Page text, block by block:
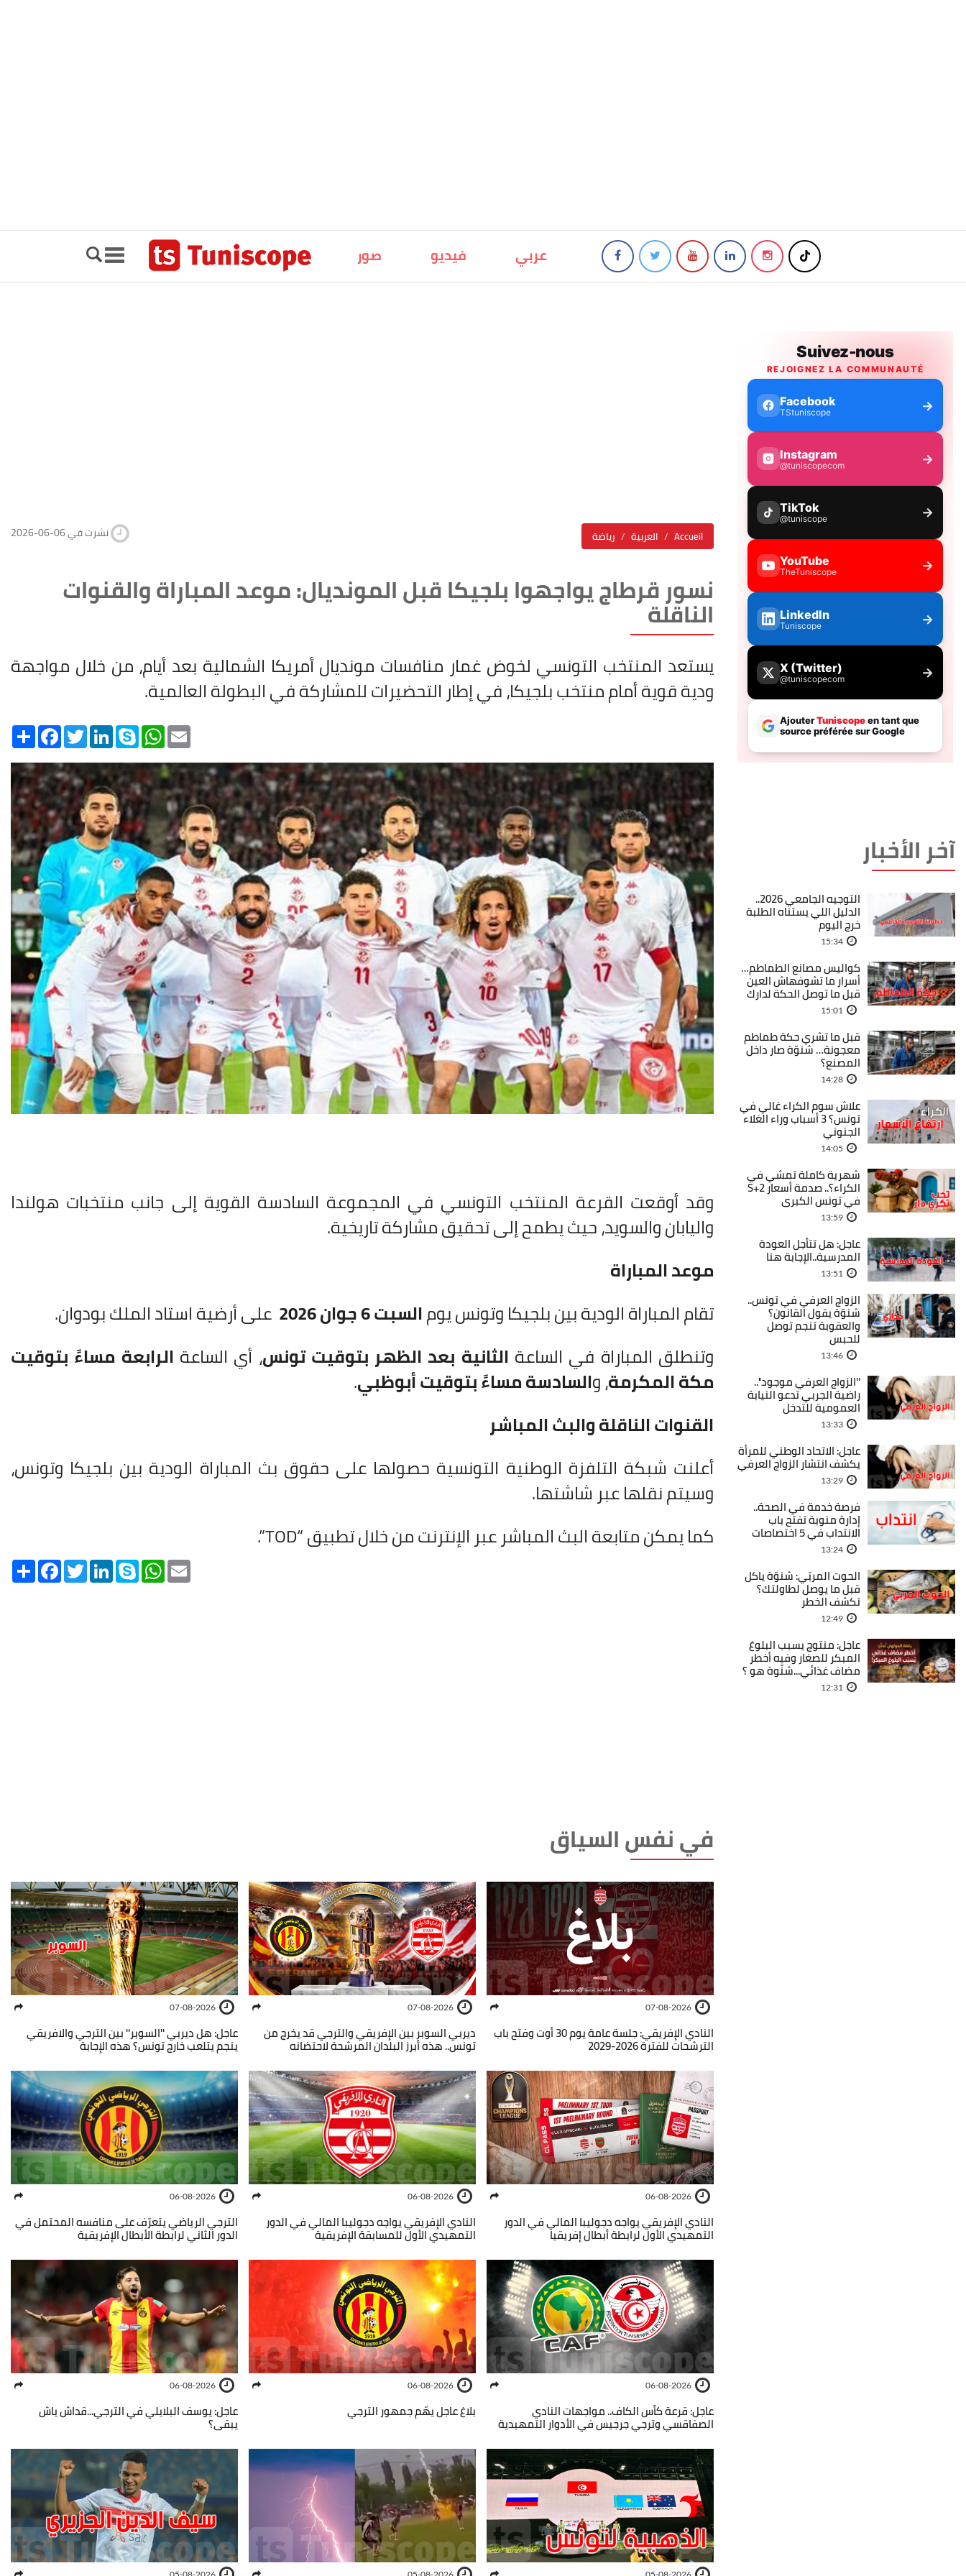
صور فيديو عربي
رياضة العربية Accueil 2026-06-06 نشرت في
نسور قرطاج يواجهوا بلجيكا قبل المونديال: موعد المباراة والقنوات
الناقلة
يستعد المنتخب التونسي لخوض غمار منافسات مونديال أمريكا الشمالية بعد أيام، من خلال مواجهة
ودية قوية أمام منتخب بلجيكا، في إطار التحضيرات للمشاركة في البطولة العالمية.
Share
FacebookTwitterLinkedInSkype
WhatsAppEmail
وقد أوقعت القرعة المنتخب التونسي في المجموعة السادسة القوية إلى جانب منتخبات هولندا
واليابان والسويد، حيث يطمح إلى تحقيق مشاركة تاريخية.
موعد المباراة
تقام المباراة الودية بين بلجيكا وتونس يومالسبت 6 جوان 2026
على أرضية استاد الملك بودوان.
وتنطلق المباراة في الساعة الثانية بعد الظهر بتوقيت تونس، أي الساعة الرابعة مساءً بتوقيت
مكة المكرمة، والسادسة مساءً بتوقيت أبوظبي.
القنوات الناقلة والبث المباشر
أعلنت شبكة التلفزة الوطنية التونسية حصولها على حقوق بث المباراة الودية بين بلجيكا وتونس،
وسيتم نقلها عبر شاشتها.
كما يمكن متابعة البث المباشر عبر الإنترنت من خلال تطبيق “TOD”.
Share FacebookTwitterLinkedInSkype WhatsApp
في نفس السياق
07-08-2026
النادي الإفريقي: جلسة عامة يوم 30 أوت وفتح باب
الترشحات للفترة 2026-2029
07-08-2026
ديربي السوبر بين الإفريقي والترجي قد يخرج من
تونس.. هذه أبرز البلدان المرشحة لاحتضانه
07-08-2026
عاجل: هل ديربي ''السوبر'' بين الترجي والافريقي
ينجم يتلعب خارج تونس؟ هذه الإجابة
06-08-2026
النادي الإفريقي يواجه دجوليبا المالي في الدور
التمهيدي الأول لرابطة أبطال إفريقيا
06-08-2026
النادي الإفريقي يواجه دجوليبا المالي في الدور
التمهيدي الأول للمسابقة الإفريقية
06-08-2026
الترجي الرياضي يتعرّف على منافسه المحتمل في
الدور الثاني لرابطة الأبطال الإفريقية
06-08-2026
عاجل: قرعة كأس الكاف.. مواجهات النادي
الصفاقسي وترجي جرجيس في الأدوار التمهيدية
06-08-2026
بلاغ عاجل يهّم جمهور الترجي
06-08-2026
عاجل: يوسف البلايلي في الترجي...قداش ياش
يبقى؟
آخر الأخبار
التوجيه الجامعي 2026..
الدليل اللي يستناه الطلبة
خرج اليوم
15:34
كواليس مصانع الطماطم…
أسرار ما تشوفهاش العين
قبل ما توصل الحكة لدارك
15:01
قبل ما تشري حكة طماطم
معجونة… شنوّة صار داخل
المصنع؟
14:28
علاش سوم الكراء غالي في
تونس؟ 3 أسباب وراء الغلاء
الجنوني
14:05
شهرية كاملة تمشي في
الكراء؟.. صدمة أسعار S+2
في تونس الكبرى
13:59
عاجل: هل تتأجل العودة
المدرسية..الإجابة هنا
13:51
الزواج العرفي في تونس..
شنوّة يقول القانون؟
والعقوبة تنجم توصل
للحبس
13:46
''الزواج العرفي موجود''..
راضية الجربي تدعو النيابة
العمومية للتدخل
13:33
عاجل: الاتحاد الوطني للمرأة
يكشف انتشار الزواج العرفي
13:29
فرصة خدمة في الصحة..
إدارة منوبة تفتح باب
الانتداب في 5 اختصاصات
13:24
الحوت المربّي: شنوّة ياكل
قبل ما يوصل لطاولتك؟
تكشف الخطر
12:49
عاجل: منتوج يسبب البلوغ
المبكر للصغار وفيه أخطر
مضاف غذائي...شنّوة هو ؟
12:31